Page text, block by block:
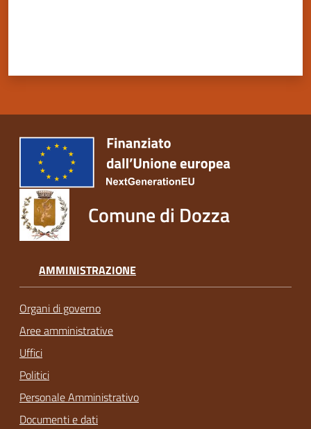
Comune di Dozza
AMMINISTRAZIONE
Organi di governo
Aree amministrative
Uffici
Politici
Personale Amministrativo
Documenti e dati